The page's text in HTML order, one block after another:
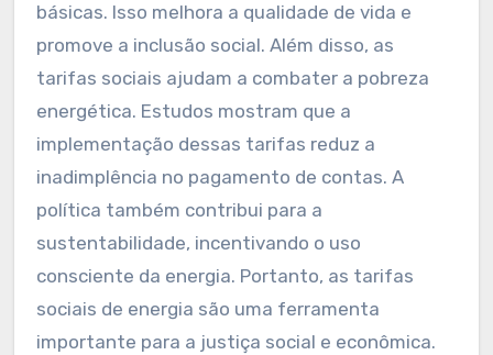
básicas. Isso melhora a qualidade de vida e
promove a inclusão social. Além disso, as
tarifas sociais ajudam a combater a pobreza
energética. Estudos mostram que a
implementação dessas tarifas reduz a
inadimplência no pagamento de contas. A
política também contribui para a
sustentabilidade, incentivando o uso
consciente da energia. Portanto, as tarifas
sociais de energia são uma ferramenta
importante para a justiça social e econômica.